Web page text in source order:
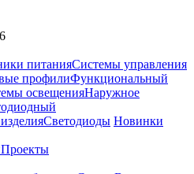
питанияСистемы управления
профилиФункциональный
освещенияНаружное
Светодиоды Новинки
Проекты